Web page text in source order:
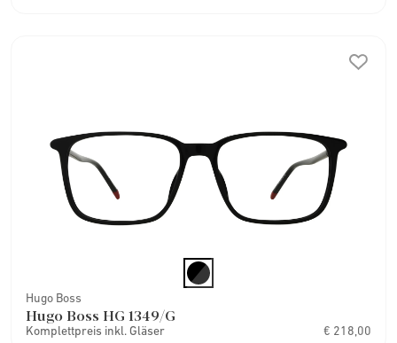
Hugo Boss
Hugo Boss HG 1349/G
Komplettpreis inkl. Gläser € 218,00